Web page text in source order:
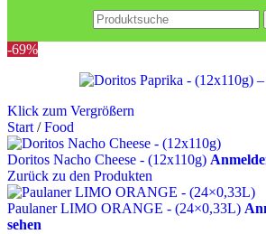
-69%
Klick zum Vergrößern
Start / Food
Doritos Nacho Cheese - (12x110g)
Zurück zu den Produkten
Paulaner LIMO ORANGE - (24×0,33L)
sehen